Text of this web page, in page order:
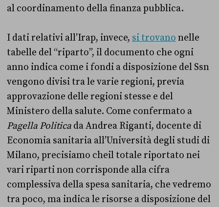
al coordinamento della finanza pubblica.
I dati relativi all’Irap, invece, si trovano nelle
tabelle del “riparto”, il documento che ogni
anno indica come i fondi a disposizione del Ssn
vengono divisi tra le varie regioni, previa
approvazione delle regioni stesse e del
Ministero della salute. Come confermato a
Pagella Politica da Andrea Riganti, docente di
Economia sanitaria all’Università degli studi di
Milano, precisiamo cheil totale riportato nei
vari riparti non corrisponde alla cifra
complessiva della spesa sanitaria, che vedremo
tra poco, ma indica le risorse a disposizione del